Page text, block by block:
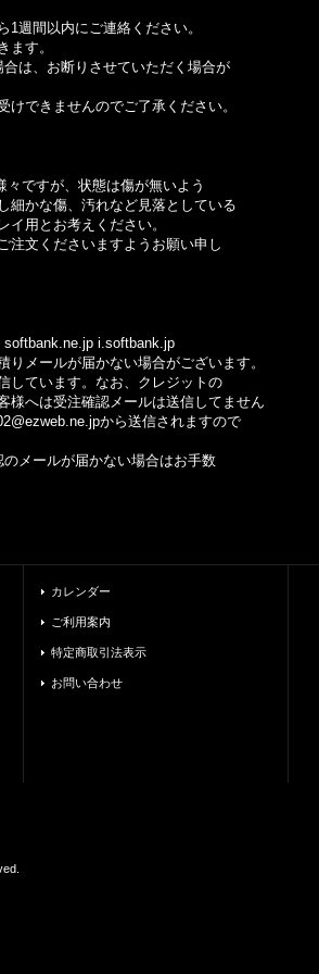
週間以内にご連絡ください。
す。
は、お断りさせていただく場合が
できませんのでご了承ください。
ですが、状態は傷が無いよう
かな傷、汚れなど見落としている
用とお考えください。
文くださいますようお願い申し
i.softbank.jp
メールが届かない場合がございます。
ています。なお、クレジットの
へは受注確認メールは送信してません
から送信されますので
メールが届かない場合はお手数
カレンダー
ご利用案内
特定商取引法表示
お問い合わせ